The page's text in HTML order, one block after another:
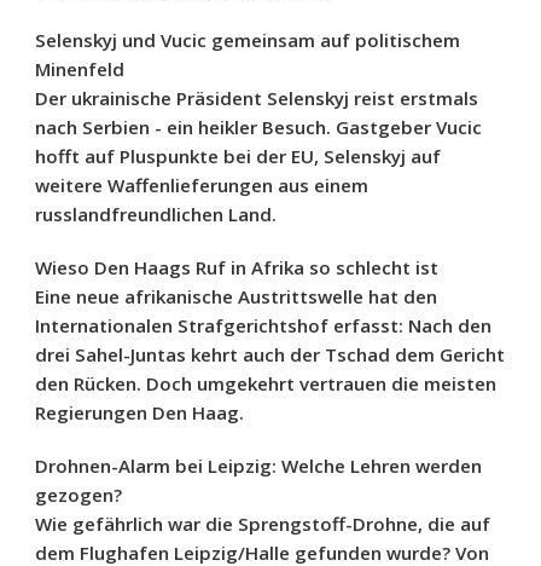
Selenskyj und Vucic gemeinsam auf politischem
Minenfeld
Der ukrainische Präsident Selenskyj reist erstmals
nach Serbien - ein heikler Besuch. Gastgeber Vucic
hofft auf Pluspunkte bei der EU, Selenskyj auf
weitere Waffenlieferungen aus einem
russlandfreundlichen Land.
Wieso Den Haags Ruf in Afrika so schlecht ist
Eine neue afrikanische Austrittswelle hat den
Internationalen Strafgerichtshof erfasst: Nach den
drei Sahel-Juntas kehrt auch der Tschad dem Gericht
den Rücken. Doch umgekehrt vertrauen die meisten
Regierungen Den Haag.
Drohnen-Alarm bei Leipzig: Welche Lehren werden
gezogen?
Wie gefährlich war die Sprengstoff-Drohne, die auf
dem Flughafen Leipzig/Halle gefunden wurde? Von